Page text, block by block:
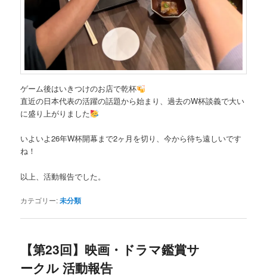
ゲーム後はいきつけのお店で乾杯
直近の日本代表の活躍の話題から始まり、過去のW杯談義で大い
に盛り上がりました
いよいよ26年W杯開幕まで2ヶ月を切り、今から待ち遠しいです
ね！
以上、活動報告でした。
カテゴリー:未分類
【第23回】映画・ドラマ鑑賞サ
ークル 活動報告